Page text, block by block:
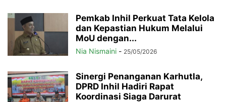
Pemkab Inhil Perkuat Tata Kelola
dan Kepastian Hukum Melalui
MoU dengan...
Nia Nismaini - 25/05/2026
Sinergi Penanganan Karhutla,
DPRD Inhil Hadiri Rapat
Koordinasi Siaga Darurat